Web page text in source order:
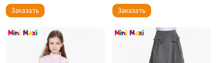
Заказать Заказать